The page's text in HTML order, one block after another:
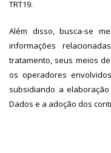
TRT19.
Além disso, busca-se
informações
tratamento, seus meios
os operadores
subsidiando a
Dados e a adoção dos